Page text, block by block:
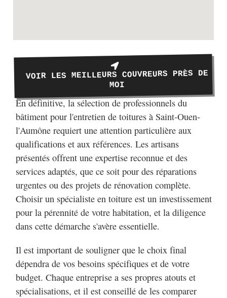
VOIR LES MEILLEURS COUVREURS PRÈS DE
MOI
En définitive, la sélection de professionnels du
bâtiment pour l'entretien de toitures à Saint-Ouen-
l'Aumône requiert une attention particulière aux
qualifications et aux références. Les artisans
présentés offrent une expertise reconnue et des
services adaptés, que ce soit pour des réparations
urgentes ou des projets de rénovation complète.
Choisir un spécialiste en toiture est un investissement
pour la pérennité de votre habitation, et la diligence
dans cette démarche s'avère essentielle.
Il est important de souligner que le choix final
dépendra de vos besoins spécifiques et de votre
budget. Chaque entreprise a ses propres atouts et
spécialisations, et il est conseillé de les comparer